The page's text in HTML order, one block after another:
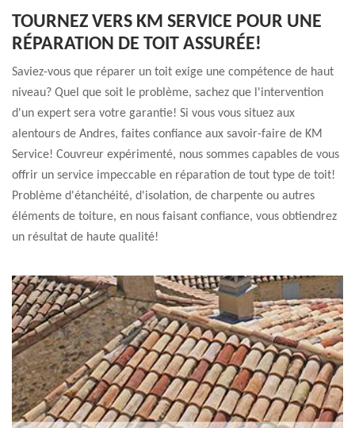
TOURNEZ VERS KM SERVICE POUR UNE
RÉPARATION DE TOIT ASSURÉE!
Saviez-vous que réparer un toit exige une compétence de haut
niveau? Quel que soit le problème, sachez que l'intervention
d'un expert sera votre garantie! Si vous vous situez aux
alentours de Andres, faites confiance aux savoir-faire de KM
Service! Couvreur expérimenté, nous sommes capables de vous
offrir un service impeccable en réparation de tout type de toit!
Problème d'étanchéité, d'isolation, de charpente ou autres
éléments de toiture, en nous faisant confiance, vous obtiendrez
un résultat de haute qualité!